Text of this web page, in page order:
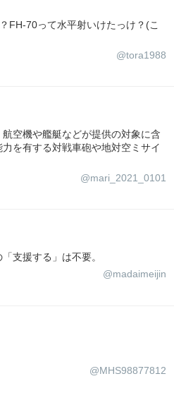
FH-70って水平射いけたっけ？(こ
@tora1988
空機や艦艇などが提供の対象に含
を有する対戦車砲や地対空ミサイ
@mari_2021_0101
支援する」は不要。
@madaimeijin
@MHS98877812